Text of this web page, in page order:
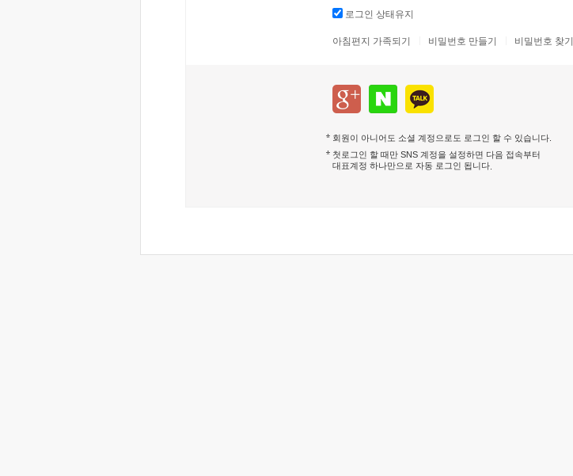
로그인 상태유지
아침편지 가족되기 비밀번호 만들기 비밀번호 찾기
회원이 아니어도 소셜 계정으로도 로그인 할 수 있습니다.
첫로그인 할 때만 SNS 계정을 설정하면 다음 접속부터
대표계정 하나만으로 자동 로그인 됩니다